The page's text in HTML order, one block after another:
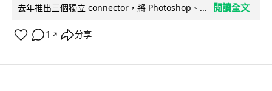
去年推出三個獨立 connector，將 Photoshop、...
閱讀全文
1 ↗ 分享